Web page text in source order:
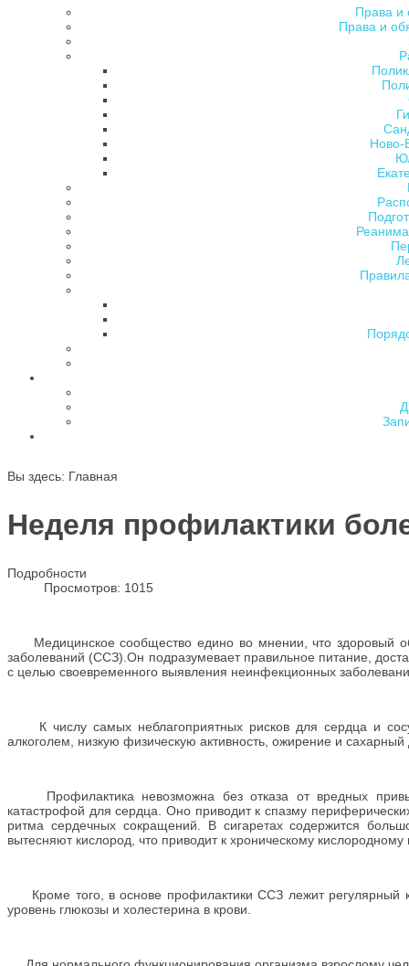
Права и
Права и
Ново-
Вы здесь: Главная
Неделя профилактики
Подробности
Просмотров: 1015
Медицинское сообщество едино во мнении, что здоровый
заболеваний (ССЗ).Он подразумевает правильное питание,
с целью своевременного выявления неинфекционных
К числу самых неблагоприятных рисков для сердца и
алкоголем, низкую физическую активность, ожирение и сахарный
Профилактика невозможна без отказа от вредных
катастрофой для сердца. Оно приводит к спазму
ритма сердечных сокращений. В сигаретах содержится
вытесняют кислород, что приводит к хроническому
Кроме того, в основе профилактики ССЗ лежит регулярный
уровень глюкозы и холестерина в крови.